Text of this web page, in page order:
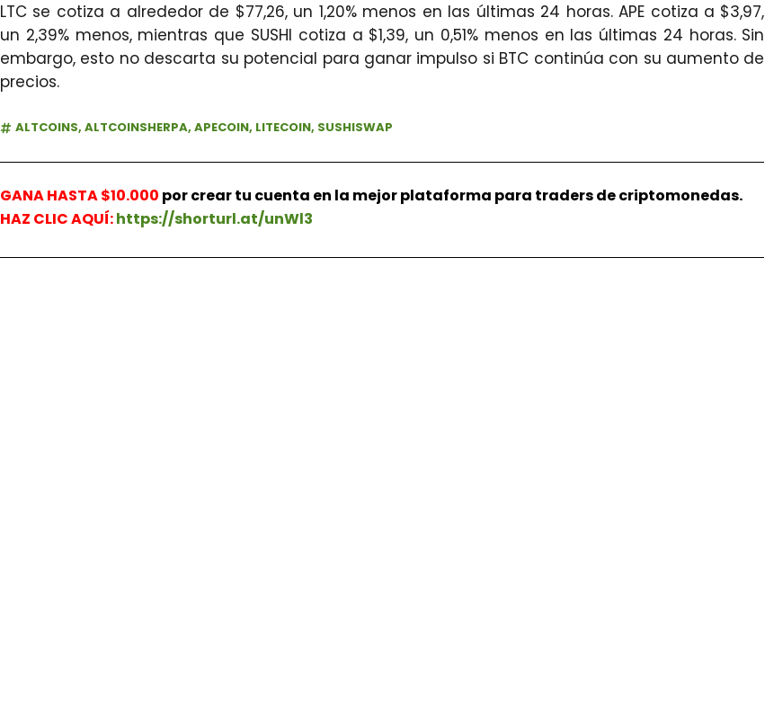
LTC se cotiza a alrededor de $77,26, un 1,20% menos en las últimas 24 horas. APE cotiza a $3,97,
un 2,39% menos, mientras que SUSHI cotiza a $1,39, un 0,51% menos en las últimas 24 horas. Sin
embargo, esto no descarta su potencial para ganar impulso si BTC continúa con su aumento de
precios.
ALTCOINS, ALTCOINSHERPA, APECOIN, LITECOIN, SUSHISWAP
GANA HASTA $10.000 por crear tu cuenta en la mejor plataforma para traders de criptomonedas.
HAZ CLIC AQUÍ:https://shorturl.at/unWl3